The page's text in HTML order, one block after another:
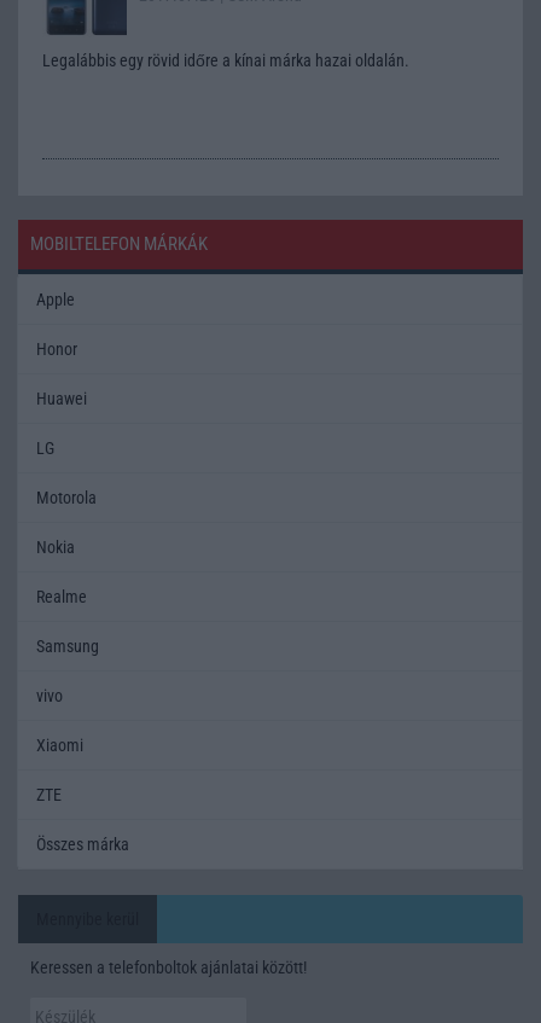
Legalábbis egy rövid időre a kínai márka hazai oldalán.
MOBILTELEFON MÁRKÁK
Apple
Honor
Huawei
LG
Motorola
Nokia
Realme
Samsung
vivo
Xiaomi
ZTE
Összes márka
Keressen a telefonboltok ajánlatai között!